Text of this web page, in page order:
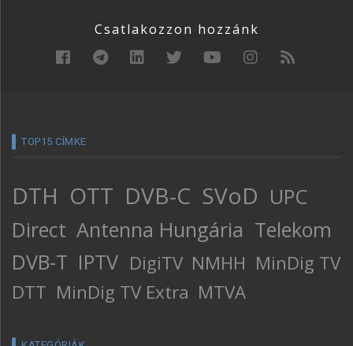
Csatlakozzon hozzánk
TOP15 CÍMKE
DTH OTT DVB-C SVoD UPC
Direct Antenna Hungária Telekom
DVB-T IPTV DigiTV NMHH MinDig TV
DTT MinDig TV Extra MTVA